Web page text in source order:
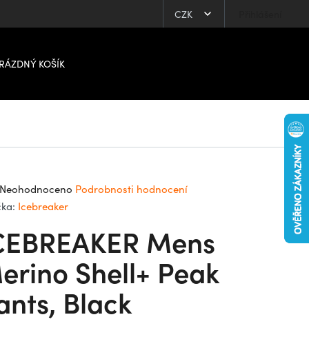
CZK
KOŠÍK
Mens
Shell+ Peak
Black
Neohodnoceno Podrobnosti hodnocení
Icebreaker